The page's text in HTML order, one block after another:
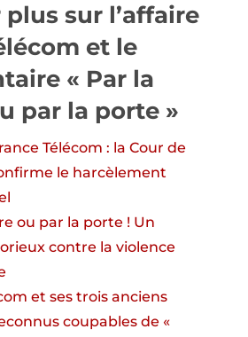
plus sur l’affaire
et le
« Par la
par la porte »
Télécom : la Cour de
le harcèlement
ou par la porte ! Un
contre la violence
et ses trois anciens
coupables de «